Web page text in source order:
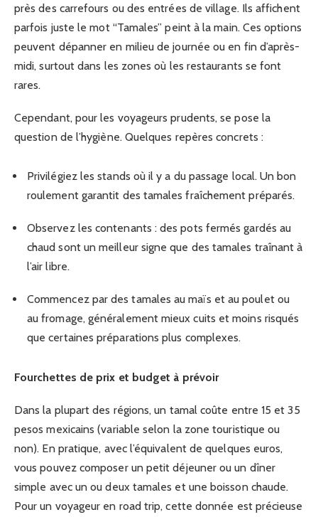
près des carrefours ou des entrées de village. Ils affichent
parfois juste le mot “Tamales” peint à la main. Ces options
peuvent dépanner en milieu de journée ou en fin d’après-
midi, surtout dans les zones où les restaurants se font
rares.
Cependant, pour les voyageurs prudents, se pose la
question de l’hygiène. Quelques repères concrets :
Privilégiez les stands où il y a du passage local. Un bon
roulement garantit des tamales fraîchement préparés.
Observez les contenants : des pots fermés gardés au
chaud sont un meilleur signe que des tamales traînant à
l’air libre.
Commencez par des tamales au maïs et au poulet ou
au fromage, généralement mieux cuits et moins risqués
que certaines préparations plus complexes.
Fourchettes de prix et budget à prévoir
Dans la plupart des régions, un tamal coûte entre 15 et 35
pesos mexicains (variable selon la zone touristique ou
non). En pratique, avec l’équivalent de quelques euros,
vous pouvez composer un petit déjeuner ou un dîner
simple avec un ou deux tamales et une boisson chaude.
Pour un voyageur en road trip, cette donnée est précieuse